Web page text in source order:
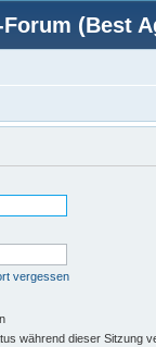
(Best
vergessen
während dieser Sitzung